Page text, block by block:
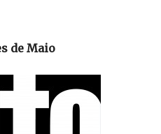
de Maio